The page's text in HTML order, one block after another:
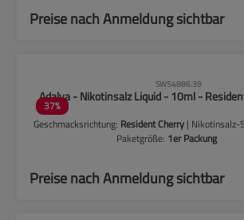
Preise nach Anmeldung sichtbar
37%
SW54886.39
Adalya - Nikotinsalz Liquid - 10ml -
Geschmacksrichtung: Resident Cherry | Nikotinsalz-
Paketgröße: 1er Packung
Preise nach Anmeldung sichtbar